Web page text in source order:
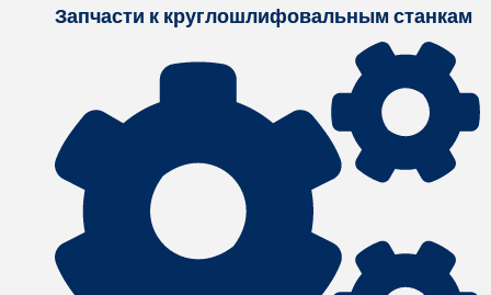
Запчасти к круглошлифовальным станкам